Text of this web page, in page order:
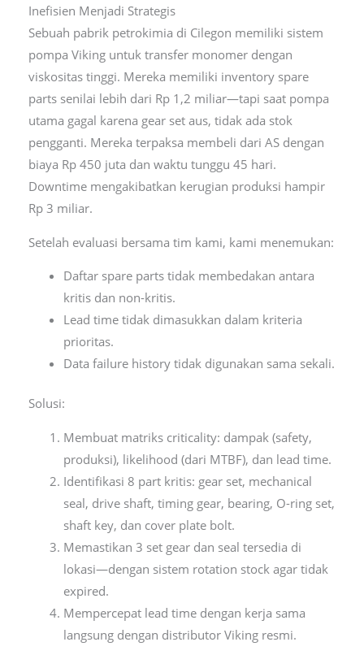
Inefisien Menjadi Strategis
Sebuah pabrik petrokimia di Cilegon memiliki sistem
pompa Viking untuk transfer monomer dengan
viskositas tinggi. Mereka memiliki inventory spare
parts senilai lebih dari Rp 1,2 miliar—tapi saat pompa
utama gagal karena gear set aus, tidak ada stok
pengganti. Mereka terpaksa membeli dari AS dengan
biaya Rp 450 juta dan waktu tunggu 45 hari.
Downtime mengakibatkan kerugian produksi hampir
Rp 3 miliar.
Setelah evaluasi bersama tim kami, kami menemukan:
Daftar spare parts tidak membedakan antara
kritis dan non-kritis.
Lead time tidak dimasukkan dalam kriteria
prioritas.
Data failure history tidak digunakan sama sekali.
Solusi:
Membuat matriks criticality: dampak (safety,
produksi), likelihood (dari MTBF), dan lead time.
Identifikasi 8 part kritis: gear set, mechanical
seal, drive shaft, timing gear, bearing, O-ring set,
shaft key, dan cover plate bolt.
Memastikan 3 set gear dan seal tersedia di
lokasi—dengan sistem rotation stock agar tidak
expired.
Mempercepat lead time dengan kerja sama
langsung dengan distributor Viking resmi.